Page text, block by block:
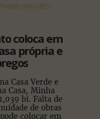
coloca em
própria e
Casa Verde e
Casa, Minha
bi. Falta de
de obras
colocar em